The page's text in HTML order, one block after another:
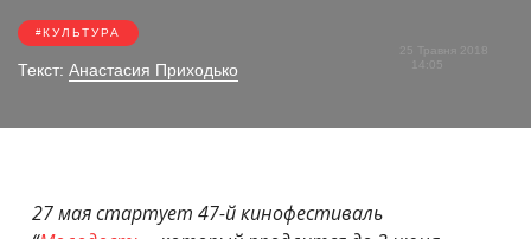
КУЛЬТУРА
Текст: Анастасия Приходько
27 мая стартует 47-й кинофестиваль